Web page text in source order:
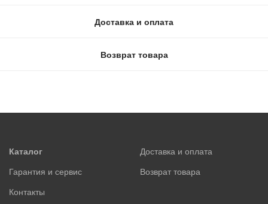
Доставка и оплата
Возврат товара
Каталог
Доставка и оплата
Гарантия и сервис
Возврат товара
Контакты